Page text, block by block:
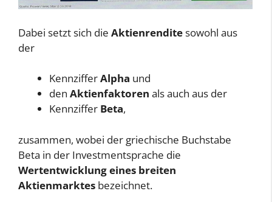
Dabei setzt sich die Aktienrenditesowohl aus
der
KennzifferAlpha und
den Aktienfaktoren als auch aus der
Kennziffer Beta,
zusammen, wobei der griechische Buchstabe
Beta in der Investmentsprache die
Wertentwicklung eines breiten
Aktienmarktes bezeichnet.